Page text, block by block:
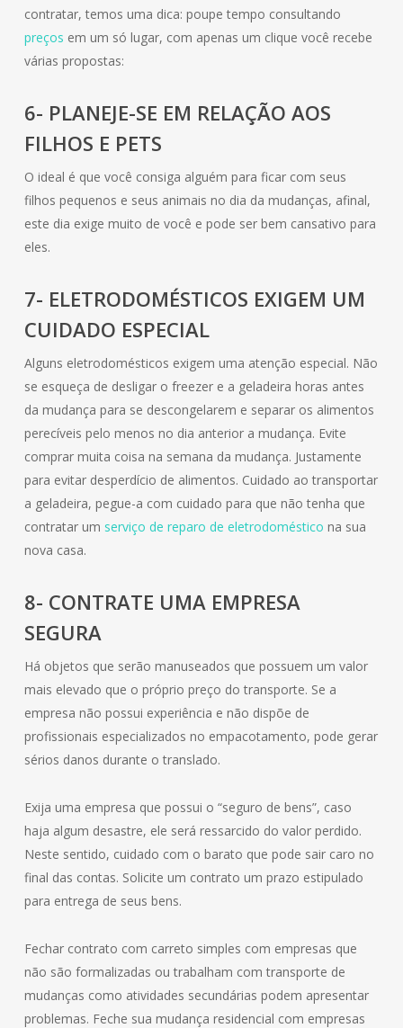
contratar, temos uma dica: poupe tempo consultando
preços em um só lugar, com apenas um clique você recebe
várias propostas:
6- PLANEJE-SE EM RELAÇÃO AOS
FILHOS E PETS
O ideal é que você consiga alguém para ficar com seus
filhos pequenos e seus animais no dia da mudanças, afinal,
este dia exige muito de você e pode ser bem cansativo para
eles.
7- ELETRODOMÉSTICOS EXIGEM UM
CUIDADO ESPECIAL
Alguns eletrodomésticos exigem uma atenção especial. Não
se esqueça de desligar o freezer e a geladeira horas antes
da mudança para se descongelarem e separar os alimentos
perecíveis pelo menos no dia anterior a mudança. Evite
comprar muita coisa na semana da mudança. Justamente
para evitar desperdício de alimentos. Cuidado ao transportar
a geladeira, pegue-a com cuidado para que não tenha que
contratar um serviço de reparo de eletrodoméstico na sua
nova casa.
8- CONTRATE UMA EMPRESA
SEGURA
Há objetos que serão manuseados que possuem um valor
mais elevado que o próprio preço do transporte. Se a
empresa não possui experiência e não dispõe de
profissionais especializados no empacotamento, pode gerar
sérios danos durante o translado.
Exija uma empresa que possui o “seguro de bens”, caso
haja algum desastre, ele será ressarcido do valor perdido.
Neste sentido, cuidado com o barato que pode sair caro no
final das contas. Solicite um contrato um prazo estipulado
para entrega de seus bens.
Fechar contrato com carreto simples com empresas que
não são formalizadas ou trabalham com transporte de
mudanças como atividades secundárias podem apresentar
problemas. Feche sua mudança residencial com empresas